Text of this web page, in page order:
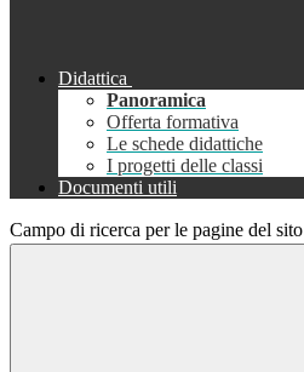
Didattica
Panoramica
Offerta formativa
Le schede didattiche
I progetti delle classi
Documenti utili
Campo di ricerca per le pagine del sito